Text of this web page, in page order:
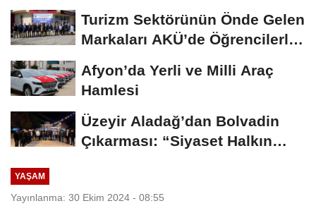
Turizm Sektörünün Önde Gelen
Markaları AKÜ’de Öğrencilerle
Afyon’da Yerli ve Milli Araç
Hamlesi
Üzeyir Aladağ’dan Bolvadin
Çıkarması: “Siyaset Halkın
YAŞAM
Yayınlanma: 30 Ekim 2024 - 08:55